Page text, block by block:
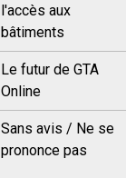
l'accès aux
bâtiments
Le futur de GTA
Online
Sans avis / Ne se
prononce pas